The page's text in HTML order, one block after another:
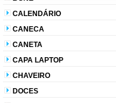
CALENDÁRIO
CANECA
CANETA
CAPA LAPTOP
CHAVEIRO
DOCES